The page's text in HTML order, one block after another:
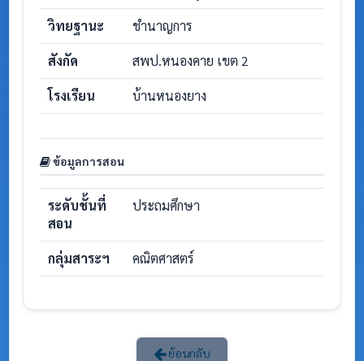
วิทยฐานะ ชำนาญการ
สังกัด สพป.หนองคาย เขต 2
โรงเรียน บ้านหนองยาง
ข้อมูลการสอน
ระดับชั้นที่
สอน
ประถมศึกษา
กลุ่มสาระฯ คณิตศาสตร์
ย้อนกลับ